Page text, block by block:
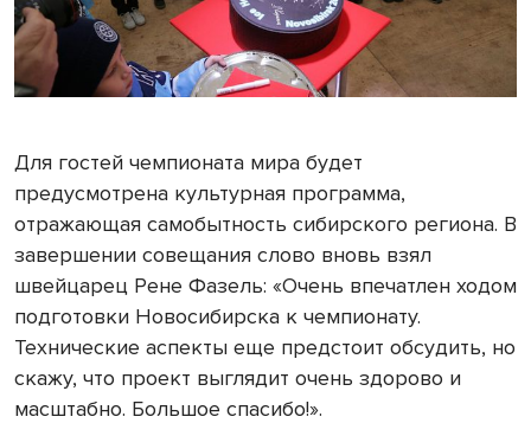
Для гостей чемпионата мира будет
предусмотрена культурная программа,
отражающая самобытность сибирского региона. В
завершении совещания слово вновь взял
швейцарец Рене Фазель: «Очень впечатлен ходом
подготовки Новосибирска к чемпионату.
Технические аспекты еще предстоит обсудить, но
скажу, что проект выглядит очень здорово и
масштабно. Большое спасибо!».